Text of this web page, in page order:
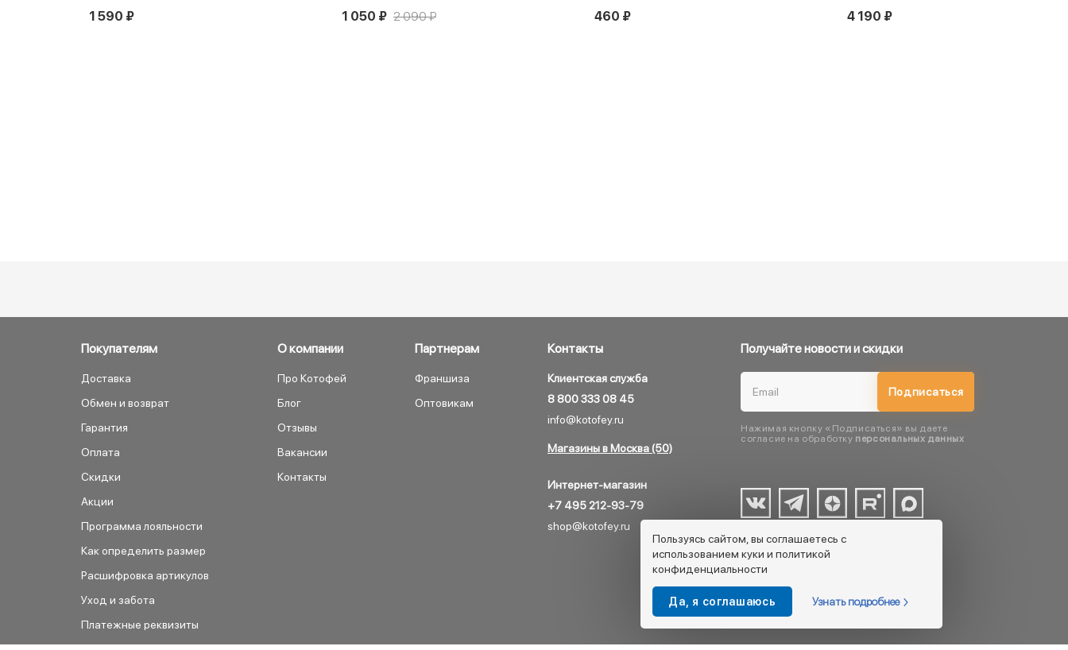
1 590 ₽
1 050 ₽ 2 090 ₽
460 ₽
4 190 ₽
Покупателям
Доставка
Обмен и возврат
Гарантия
Оплата
Скидки
Акции
Программа лояльности
Как определить размер
Расшифровка артикулов
Уход и забота
Платежные реквизиты
О компании
Про Котофей
Блог
Отзывы
Вакансии
Контакты
Партнерам
Франшиза
Оптовикам
Контакты
Клиентская служба
8 800 333 08 45
info@kotofey.ru
Магазины в Москва (50)
Интернет-магазин
+7 495 212-93-79
shop@kotofey.ru
Получайте новости и скидки
Подписаться
Нажимая кнопку «Подписаться» вы даете
согласие на обработку персональных данных
Пользуясь сайтом, вы соглашаетесь с
использованием куки и политикой
конфиденциальности
Да, я соглашаюсь Узнать подробнее